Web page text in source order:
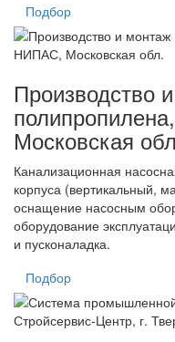
Подбор
Производство
Московская
Канализационная
корпуса (вертикальный,
оснащение насосным
оборудование
и пусконаладка.
Подбор